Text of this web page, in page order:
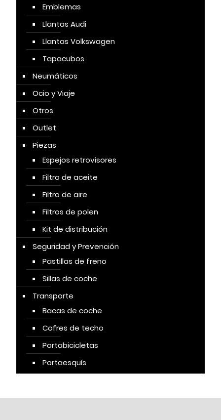
Emblemas
Llantas Audi
Llantas Volkswagen
Tapacubos
Neumáticos
Ocio y Viaje
Otros
Outlet
Piezas
Espejos retrovisores
Filtro de aceite
Filtro de aire
Filtros de polen
Kit de distribución
Seguridad y Prevención
Pastillas de freno
Sillas de coche
Transporte
Bacas de coche
Cofres de techo
Portabicicletas
Portaesquís